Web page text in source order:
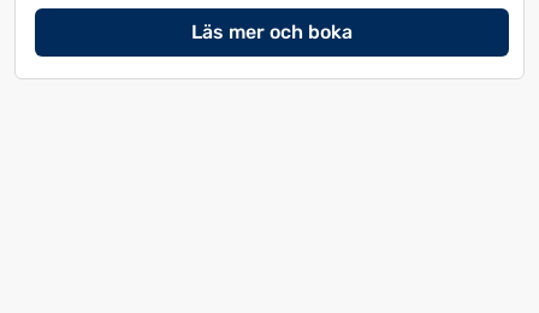
Läs mer och boka